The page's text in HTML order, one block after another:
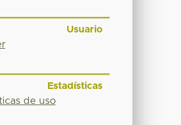
Usuario
Estadísticas
de uso